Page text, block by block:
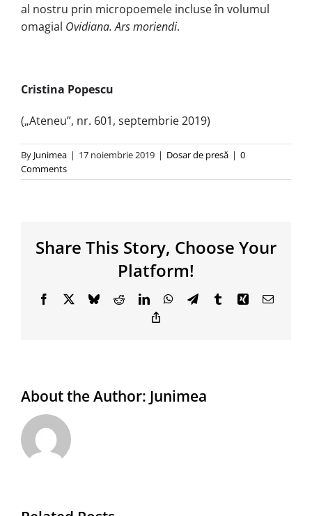
al nostru prin micropoemele incluse în volumul
omagial Ovidiana. Ars moriendi.
Cristina Popescu
(„Ateneu”, nr. 601, septembrie 2019)
By Junimea | 17 noiembrie 2019 | Dosar de presă | 0
Comments
Share This Story, Choose Your
Platform!
Facebook BlueskyRedditLinkedInWhatsApp
TelegramTumblrXing Email
About the Author: Junimea